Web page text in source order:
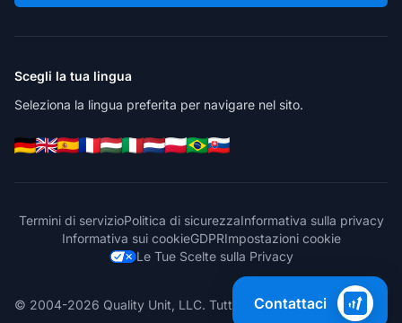
Scegli la tua lingua
Seleziona la lingua preferita per navigare nel sito.
Termini di servizioPolitica di sicurezzaInformativa sulla privacy
Informativa sui cookieGDPRImpostazioni cookie
Le Tue Scelte sulla Privacy
© 2004-2026 Quality Unit, LLC. Tutti i diritti riservati.
Contattaci